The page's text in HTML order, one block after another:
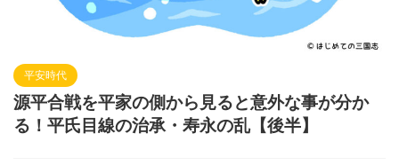
平安時代
源平合戦を平家の側から見ると意外な事が分か
る！平氏目線の治承・寿永の乱【後半】